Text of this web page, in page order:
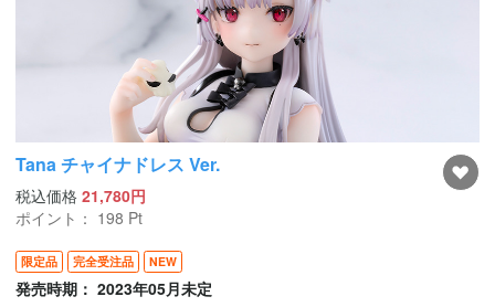
Tana チャイナドレス Ver.
税込価格 21,780円
ポイント： 198 Pt
限定品 完全受注品 NEW
発売時期： 2023年05月未定